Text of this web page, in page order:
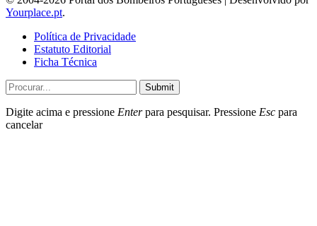
Yourplace.pt.
Política de Privacidade
Estatuto Editorial
Ficha Técnica
Submit
Digite acima e pressione Enterpara pesquisar. Pressione Esc para
cancelar